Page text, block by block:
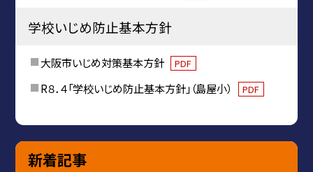
学校いじめ防止基本方針
大阪市いじめ対策基本方針 PDF
R８．４「学校いじめ防止基本方針」（島屋小） PDF
新着記事